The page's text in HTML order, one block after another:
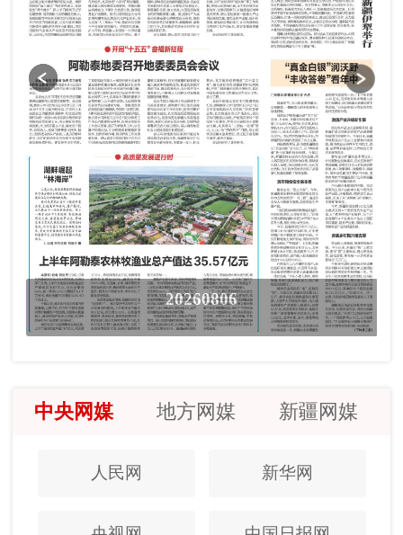
20260806
中央网媒 地方网媒 新疆网媒
人民网 新华网